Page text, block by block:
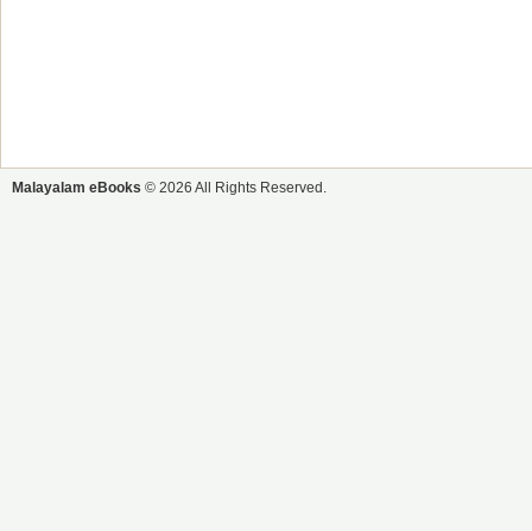
Malayalam eBooks © 2026 All Rights Reserved.